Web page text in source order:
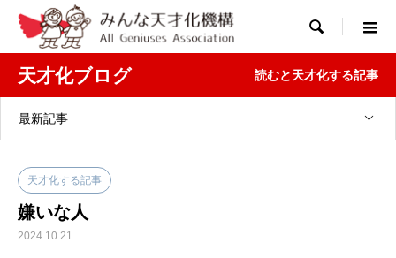

天才化ブログ 読むと天才化する記事
最新記事
天才化する記事
嫌いな人
2024.10.21